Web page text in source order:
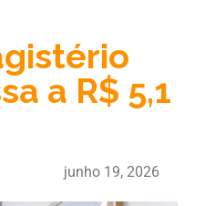
a R$ 5,1
junho 19, 2026